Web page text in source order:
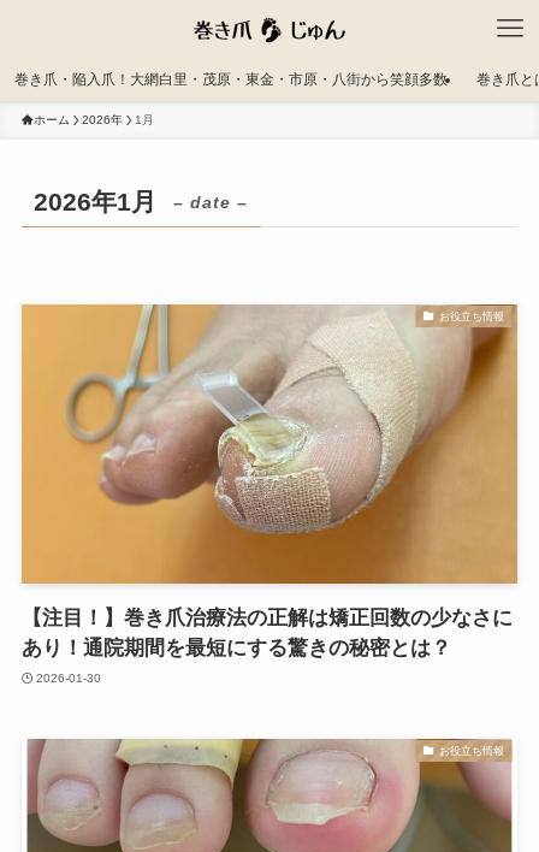
巻き爪・陥入爪！大網白里・茂原・東金・市原・八街から笑顔多数 巻き爪と
ホーム 2026年 1月
2026年1月 – date –
お役立ち情報
【注目！】巻き爪治療法の正解は矯正回数の少なさに
あり！通院期間を最短にする驚きの秘密とは？
2026-01-30
お役立ち情報